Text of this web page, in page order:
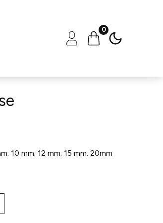
0
10 mm; 12 mm; 15 mm; 20mm